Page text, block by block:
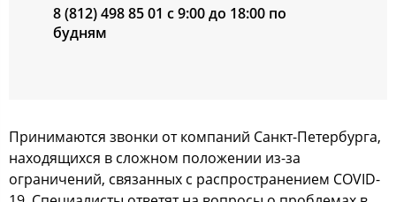
8 (812) 498 85 01 с 9:00 до 18:00 по
будням
Принимаются звонки от компаний Санкт-Петербурга,
находящихся в сложном положении из-за
ограничений, связанных с распространением COVID-